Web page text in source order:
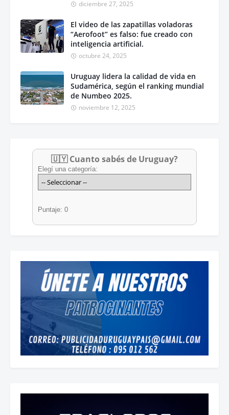
diciembre 27, 2025
El video de las zapatillas voladoras
“Aerofoot” es falso: fue creado con
inteligencia artificial.
octubre 24, 2025
Uruguay lidera la calidad de vida en
Sudamérica, según el ranking mundial
de Numbeo 2025.
noviembre 12, 2025
🇺🇾 Cuanto sabés de Uruguay?
Elegí una categoría:
Puntaje: 0